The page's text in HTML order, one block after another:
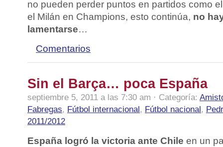
no pueden perder puntos en partidos como
el Milán en Champions, esto continúa, no
lamentarse…
Comentarios
Sin el Barça… poca España
septiembre 5, 2011 a las 7:30 am · Categoría:
Fabregas, Fútbol internacional, Fútbol nacional,
2011/2012
España logró la victoria ante Chile en un